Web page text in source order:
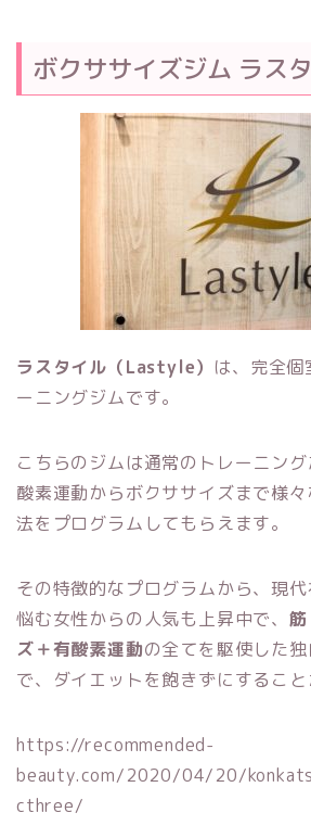
ボクササイズジム ラス
ラスタイル（Lastyle） は、完全個
ーニングジムです。
こちらのジムは通常のトレーニン
酸素運動からボクササイズまで様
法をプログラムしてもらえます。
その特徴的なプログラムから、現
悩む女性からの人気も上昇中で、
ズ＋有酸素運動の全てを駆使した
で、ダイエットを飽きずにすること
https://recommended-
beauty.com/2020/04/20/
cthree/